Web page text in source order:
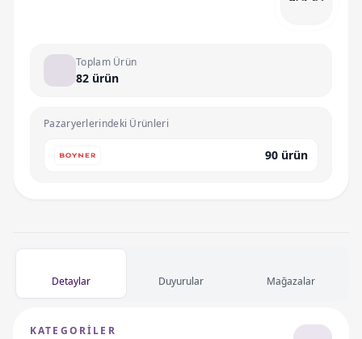
Toplam Ürün
82 ürün
Pazaryerlerindeki Ürünleri
90 ürün
Detaylar Duyurular Mağazalar
KATEGORILER